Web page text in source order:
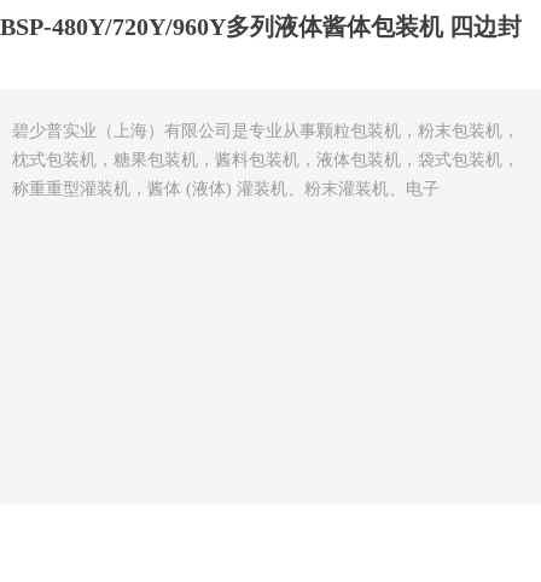
BSP-480Y/720Y/960Y多列液体酱体包装机 四边封
碧少普实业（上海）有限公司是专业从事颗粒包装机，粉末包装机，
枕式包装机，糖果包装机，酱料包装机，液体包装机，袋式包装机，
称重重型灌装机，酱体 (液体) 灌装机、粉末灌装机、电子